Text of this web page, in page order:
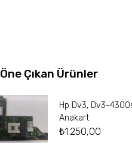
Öne Çıkan Ürünler
Hp Dv3, Dv3-
Anakart
₺1.250,00